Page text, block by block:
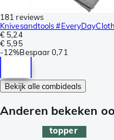
181 reviews
Knivesandtools
€ 5,24
€ 5,95
-12%Bespaar 0,71
Bekijk alle combideals
Anderen bekeken
topper